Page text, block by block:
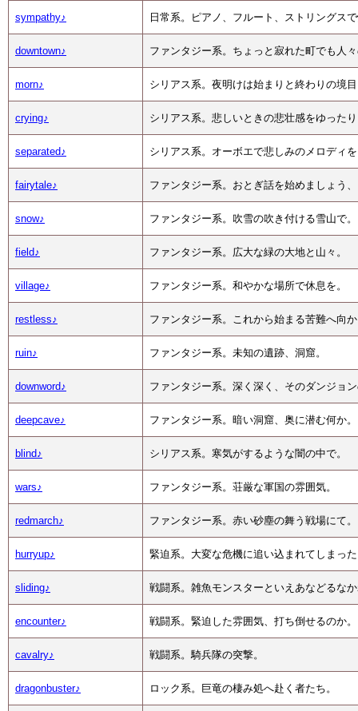
sympathy♪ 日常系。ピアノ、フルート、ストリングス
downtown♪ ファンタジー系。ちょっと寂れた町でも人
morn♪ シリアス系。夜明けは始まりと終わりの境
crying♪ シリアス系。悲しいときの悲壮感をゆった
separated♪ シリアス系。オーボエで悲しみのメロディ
fairytale♪ ファンタジー系。おとぎ話を始めましょう
snow♪ ファンタジー系。吹雪の吹き付ける雪山で。
field♪ ファンタジー系。広大な緑の大地と山々。
village♪ ファンタジー系。和やかな場所で休息を。
restless♪ ファンタジー系。これから始まる苦難へ向
ruin♪ ファンタジー系。未知の遺跡、洞窟。
downword♪ ファンタジー系。深く深く、そのダンジョ
deepcave♪ ファンタジー系。暗い洞窟、奥に潜む何か。
blind♪ シリアス系。寒気がするような闇の中で。
wars♪ ファンタジー系。荘厳な軍国の雰囲気。
redmarch♪ ファンタジー系。赤い砂塵の舞う戦場にて。
hurryup♪ 緊迫系。大変な危機に追い込まれてしまっ
sliding♪ 戦闘系。雑魚モンスターといえあなどるな
encounter♪ 戦闘系。緊迫した雰囲気、打ち倒せるのか。
cavalry♪ 戦闘系。騎兵隊の突撃。
dragonbuster♪ ロック系。巨竜の棲み処へ赴く者たち。